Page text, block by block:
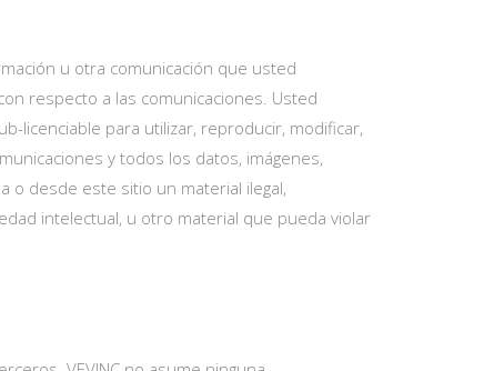
u otra comunicación que usted
respecto a las comunicaciones. Usted
licenciable para utilizar, reproducir, modificar,
y todos los datos, imágenes,
o desde este sitio un material ilegal,
intelectual, u otro material que pueda violar